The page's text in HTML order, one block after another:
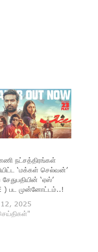
நட்சத்திரங்கள்
‘மக்கள் செல்வன்’
‘ஏஸ்’
) பட முன்னோட்டம்..!
2025